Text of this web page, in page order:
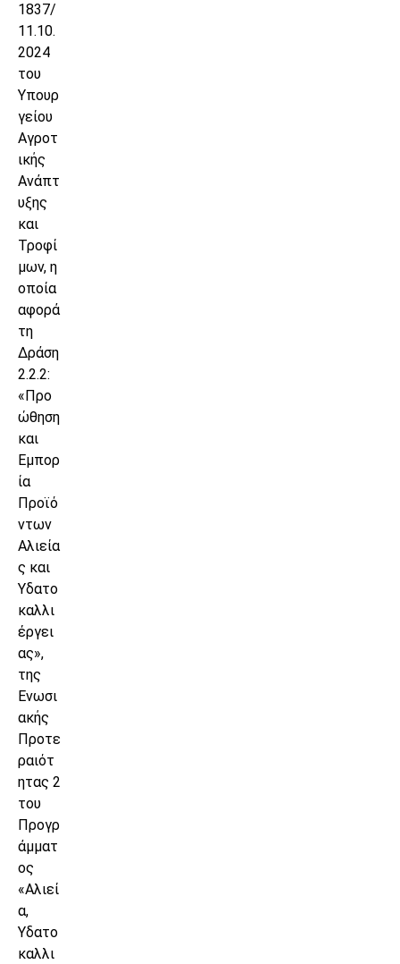
1837/
11.10.
2024
του
Υπουρ
γείου
Αγροτ
ικής
Ανάπτ
υξης
και
Τροφί
μων, η
οποία
αφορά
τη
Δράση
2.2.2:
«Προ
ώθηση
και
Εμπορ
ία
Προϊό
ντων
Αλιεία
ς και
Υδατο
καλλι
έργει
ας»,
της
Ενωσι
ακής
Προτε
ραιότ
ητας 2
του
Προγρ
άμματ
ος
«Αλιεί
α,
Υδατο
καλλι